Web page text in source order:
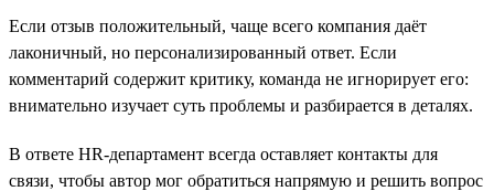
Если отзыв положительный, чаще всего компания даёт
лаконичный, но персонализированный ответ. Если
комментарий содержит критику, команда не игнорирует его:
внимательно изучает суть проблемы и разбирается в деталях.
В ответе HR-департамент всегда оставляет контакты для
связи, чтобы автор мог обратиться напрямую и решить вопрос